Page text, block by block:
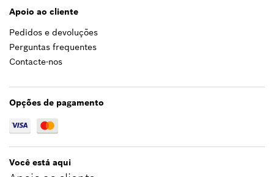
2,37 €*
Apoio ao cliente
Pedidos e devoluções
Perguntas frequentes
Contacte-nos
Opções de pagamento
Você está aqui